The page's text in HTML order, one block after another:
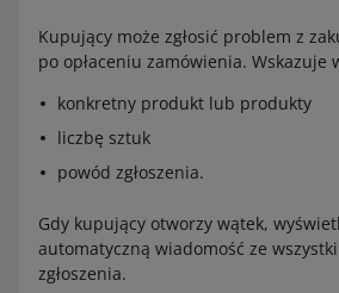
Kupujący może zgłosić problem z
po opłaceniu zamówienia. Wskazuje
konkretny produkt lub produkty
liczbę sztuk
powód zgłoszenia.
Gdy kupujący otworzy wątek,
automatyczną wiadomość ze
zgłoszenia.